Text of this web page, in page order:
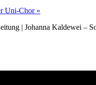
Uni-Chor »
| Johanna Kaldewei –